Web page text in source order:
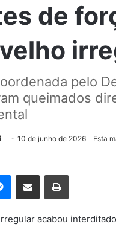
de
pelo
queimados
d
10 de junho de 2026
Esta
acabou